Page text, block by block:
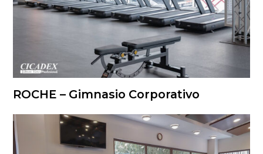
ROCHE – Gimnasio Corporativo